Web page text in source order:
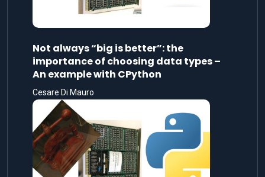
Not always “big is better”: the
importance of choosing data types –
An example with CPython
Cesare Di Mauro